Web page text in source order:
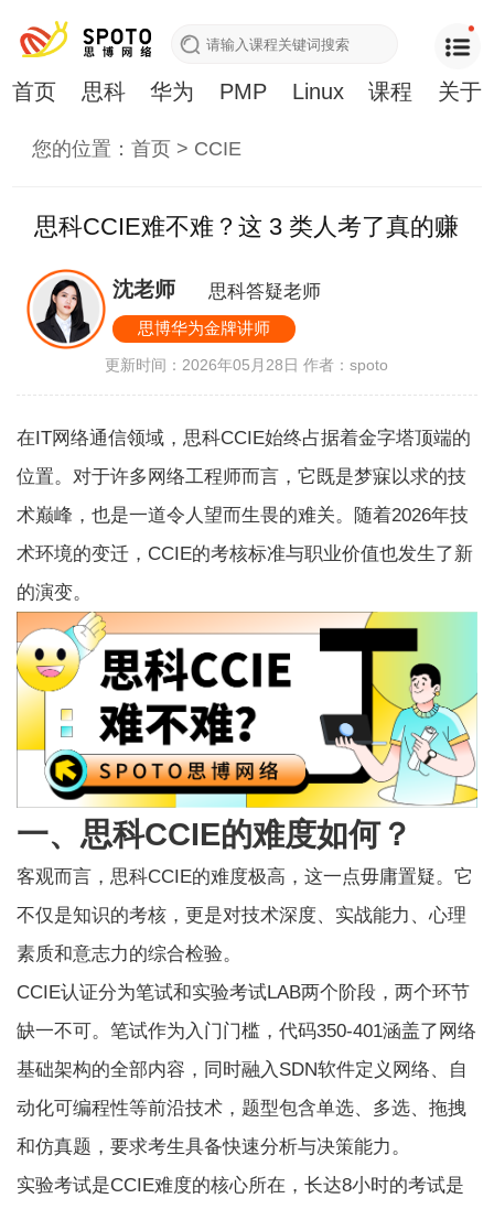
首页 思科 华为 PMP Linux 课程 关于
您的位置：首页 > CCIE
思科CCIE难不难？这 3 类人考了真的赚
沈老师 思科答疑老师
思博华为金牌讲师
更新时间：2026年05月28日作者：spoto
在IT网络通信领域，思科CCIE始终占据着金字塔顶端的
位置。对于许多网络工程师而言，它既是梦寐以求的技
术巅峰，也是一道令人望而生畏的难关。随着2026年技
术环境的变迁，CCIE的考核标准与职业价值也发生了新
的演变。
一、思科CCIE的难度如何？
客观而言，思科CCIE的难度极高，这一点毋庸置疑。它
不仅是知识的考核，更是对技术深度、实战能力、心理
素质和意志力的综合检验。
CCIE认证分为笔试和实验考试LAB两个阶段，两个环节
缺一不可。笔试作为入门门槛，代码350-401涵盖了网络
基础架构的全部内容，同时融入SDN软件定义网络、自
动化可编程性等前沿技术，题型包含单选、多选、拖拽
和仿真题，要求考生具备快速分析与决策能力。
实验考试是CCIE难度的核心所在，长达8小时的考试是